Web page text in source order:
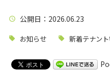
公開日 ：2026.06.23
お知らせ 新着テナン